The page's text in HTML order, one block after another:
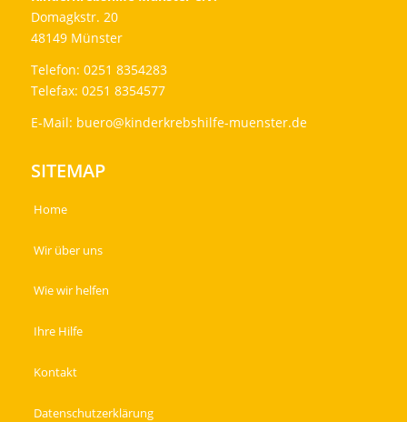
Domagkstr. 20
48149 Münster
Telefon: 0251 8354283
Telefax: 0251 8354577
E-Mail: buero@kinderkrebshilfe-muenster.de
SITEMAP
Home
Wir über uns
Wie wir helfen
Ihre Hilfe
Kontakt
Datenschutzerklärung